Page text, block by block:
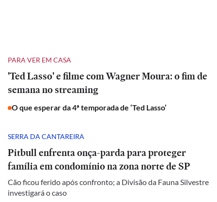
PARA VER EM CASA
'Ted Lasso' e filme com Wagner Moura: o fim de
semana no streaming
O que esperar da 4ª temporada de ‘Ted Lasso’
SERRA DA CANTAREIRA
Pitbull enfrenta onça-parda para proteger
família em condomínio na zona norte de SP
Cão ficou ferido após confronto; a Divisão da Fauna Silvestre
investigará o caso